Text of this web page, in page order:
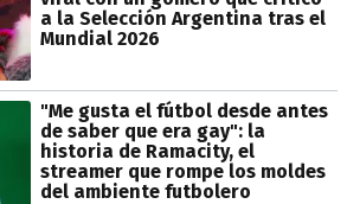
a la Selección Argentina tras el
Mundial 2026
"Me gusta el fútbol desde antes
de saber que era gay": la
historia de Ramacity, el
streamer que rompe los moldes
del ambiente futbolero